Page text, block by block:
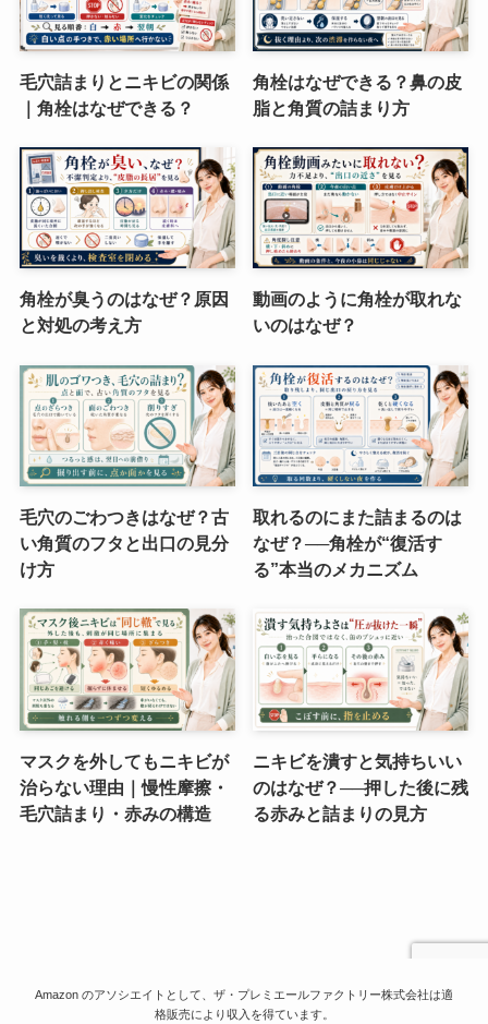
毛穴詰まりとニキビの関係
｜角栓はなぜできる？
角栓はなぜできる？鼻の皮
脂と角質の詰まり方
角栓が臭うのはなぜ？原因
と対処の考え方
動画のように角栓が取れな
いのはなぜ？
毛穴のごわつきはなぜ？古
い角質のフタと出口の見分
け方
取れるのにまた詰まるのは
なぜ？──角栓が“復活す
る”本当のメカニズム
マスクを外してもニキビが
治らない理由｜慢性摩擦・
毛穴詰まり・赤みの構造
ニキビを潰すと気持ちいい
のはなぜ？──押した後に残
る赤みと詰まりの見方
Amazon のアソシエイトとして、ザ・プレミエールファクトリー株式会社は適
格販売により収入を得ています。